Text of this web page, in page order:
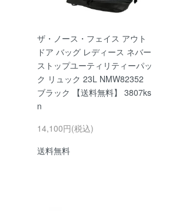
ザ・ノース・フェイス アウト
ドア バッグ レディース ネバー
ストップユーティリティーパッ
ク リュック 23L NMW82352
ブラック 【送料無料】 3807ks
n
14,100円(税込)
送料無料